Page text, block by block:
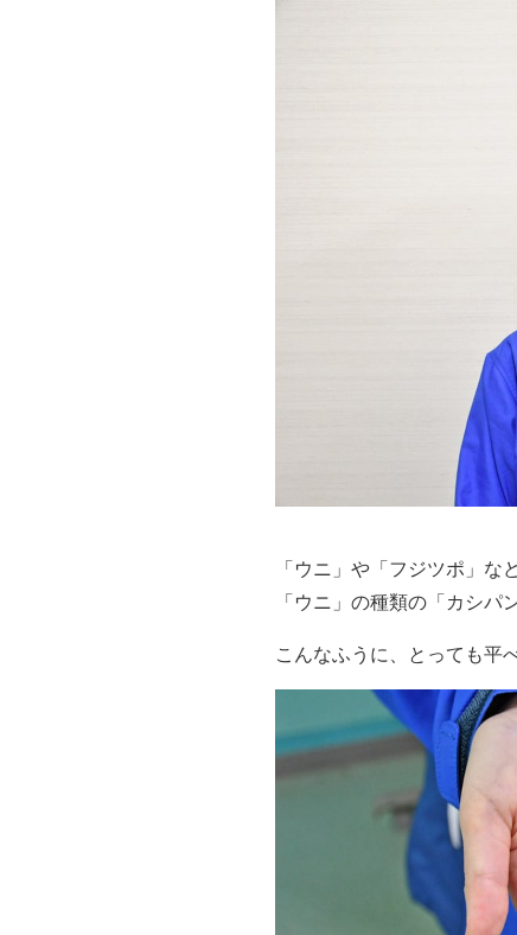
「ウニ」や「フジツポ」な
「ウニ」の種類の「カシ
こんなふうに、とっても平